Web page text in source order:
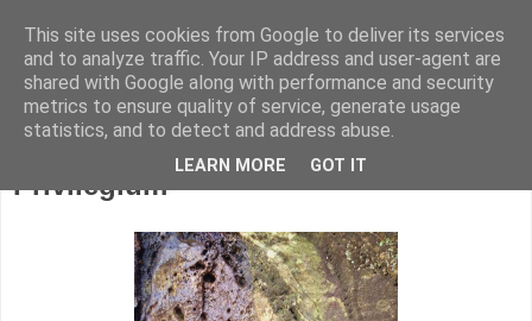
KARITANKAR
Privilegium
This site uses cookies from Google to deliver its services
and to analyze traffic. Your IP address and user-agent are
shared with Google along with performance and security
metrics to ensure quality of service, generate usage
statistics, and to detect and address abuse.
LEARN MORE GOT IT